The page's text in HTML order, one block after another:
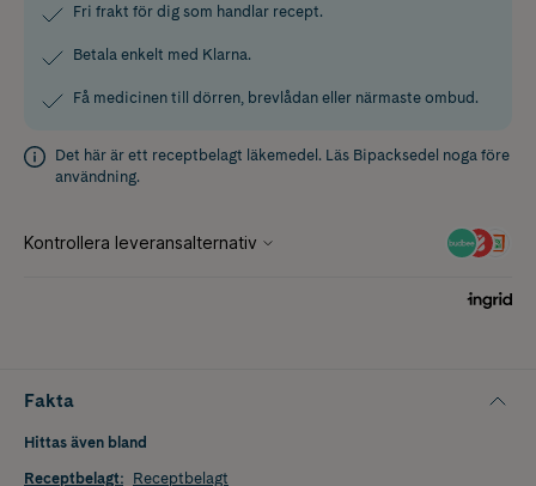
Fri frakt för dig som handlar recept.
Betala enkelt med Klarna.
Få medicinen till dörren, brevlådan eller närmaste ombud.
Det här är ett receptbelagt läkemedel. Läs Bipacksedel noga före
användning.
Fakta
Hittas även bland
Receptbelagt: Receptbelagt